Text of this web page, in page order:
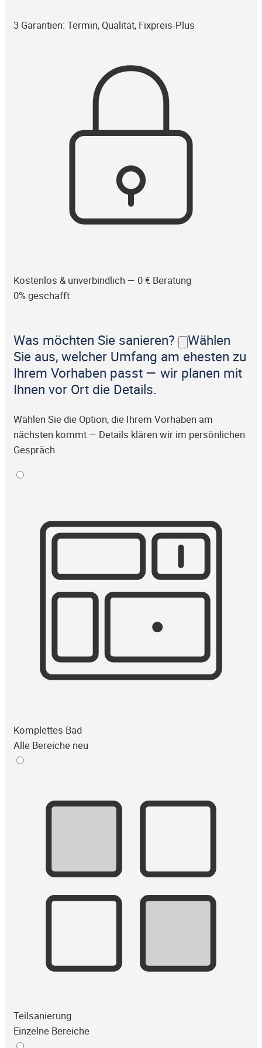
3 Garantien: Termin, Qualität, Fixpreis-Plus
Kostenlos & unverbindlich — 0 € Beratung
0% geschafft
Was möchten Sie sanieren?
Wählen
Sie aus, welcher Umfang am ehesten zu
Ihrem Vorhaben passt — wir planen mit
Ihnen vor Ort die Details.
Wählen Sie die Option, die Ihrem Vorhaben am
nächsten kommt — Details klären wir im persönlichen
Gespräch.
Komplettes Bad
Alle Bereiche neu
Teilsanierung
Einzelne Bereiche